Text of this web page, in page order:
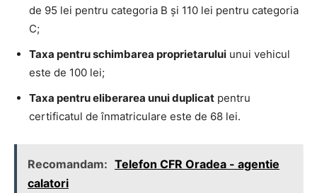
de 95 lei pentru categoria B și 110 lei pentru categoria
C;
Taxa pentru schimbarea proprietarului unui vehicul
este de 100 lei;
Taxa pentru eliberarea unui duplicat pentru
certificatul de înmatriculare este de 68 lei.
Recomandam: Telefon CFR Oradea - agentie
calatori